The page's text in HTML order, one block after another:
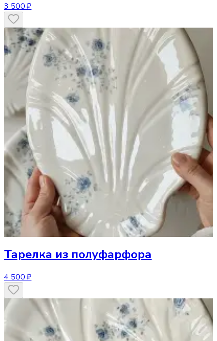
3 500 ₽
Тарелка из полуфарфора
4 500 ₽